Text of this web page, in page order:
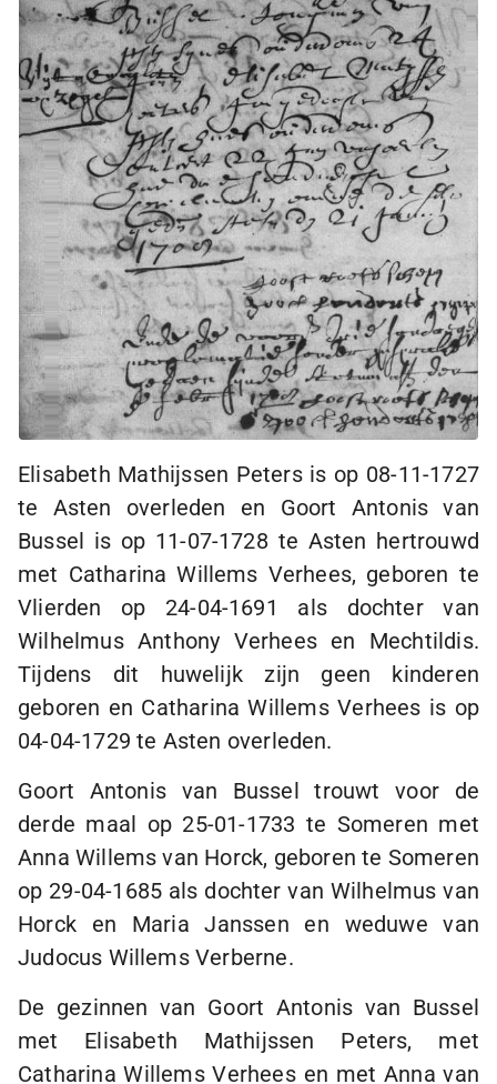
Elisabeth Mathijssen Peters is op 08-11-1727
te Asten overleden en Goort Antonis van
Bussel is op 11-07-1728 te Asten hertrouwd
met Catharina Willems Verhees, geboren te
Vlierden op 24-04-1691
als dochter van
Wilhelmus Anthony Verhees en Mechtildis.
Tijdens dit huwelijk zijn geen kinderen
geboren en Catharina Willems Verhees is op
04-04-1729 te Asten overleden.
Goort Antonis van Bussel trouwt voor de
derde maal op 25-01-1733 te Someren met
Anna Willems van Horck, geboren te Someren
op 29-04-1685 als dochter van Wilhelmus van
Horck en Maria Janssen en weduwe van
Judocus Willems Verberne.
De gezinnen van Goort Antonis van Bussel
met Elisabeth Mathijssen Peters, met
Catharina Willems Verhees en met Anna van